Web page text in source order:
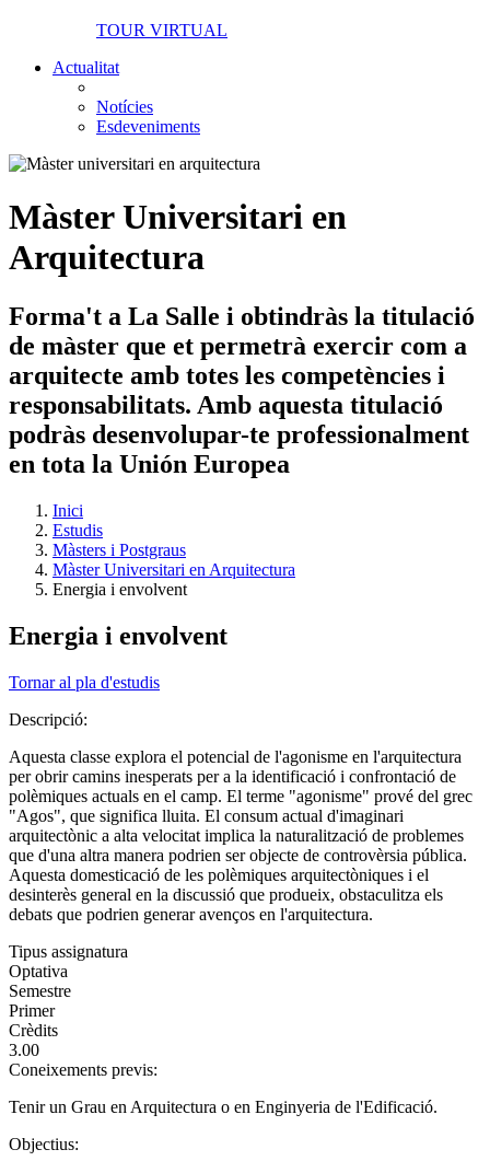
TOUR VIRTUAL
Actualitat
Notícies
Esdeveniments
Màster Universitari en
Arquitectura
Forma't a La Salle i obtindràs la titulació
de màster que et permetrà exercir com a
arquitecte amb totes les competències i
responsabilitats. Amb aquesta titulació
podràs desenvolupar-te professionalment
en tota la Unión Europea
Inici
Estudis
Màsters i Postgraus
Màster Universitari en Arquitectura
Energia i envolvent
Energia i envolvent
Tornar al pla d'estudis
Descripció:
Aquesta classe explora el potencial de l'agonisme en l'arquitectura
per obrir camins inesperats per a la identificació i confrontació de
polèmiques actuals en el camp. El terme "agonisme" prové del grec
"Agos", que significa lluita. El consum actual d'imaginari
arquitectònic a alta velocitat implica la naturalització de problemes
que d'una altra manera podrien ser objecte de controvèrsia pública.
Aquesta domesticació de les polèmiques arquitectòniques i el
desinterès general en la discussió que produeix, obstaculitza els
debats que podrien generar avenços en l'arquitectura.
Tipus assignatura
Optativa
Semestre
Primer
Crèdits
3.00
Coneixements previs:
Tenir un Grau en Arquitectura o en Enginyeria de l'Edificació.
Objectius: